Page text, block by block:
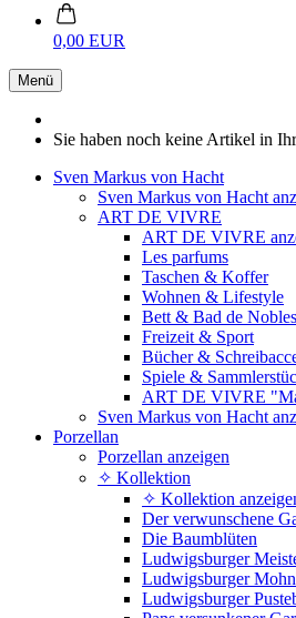
0,00 EUR
Menü
Sie haben noch keine Artikel in
Sven Markus von Hacht
Sven Markus von Hacht
ART DE VIVRE
ART DE VIVRE
Les parfums
Taschen & Koffer
Wohnen & Lifestyle
Bett & Bad de
Freizeit & Sport
Bücher &
Spiele &
ART DE VIVRE
Sven Markus von Hacht
Porzellan
Porzellan anzeigen
✧ Kollektion
✧ Kollektion
Der verwunschene
Die Baumblüten
Ludwigsburger
Ludwigsburger
Ludwigsburger